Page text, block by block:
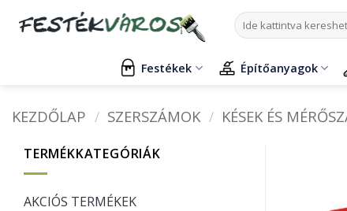
Keresés
a
Festékek Építőanyagok
KEZDŐLAP / SZERSZÁMOK / KÉSEK ÉS
TERMÉKKATEGÓRIÁK
AKCIÓS TERMÉKEK